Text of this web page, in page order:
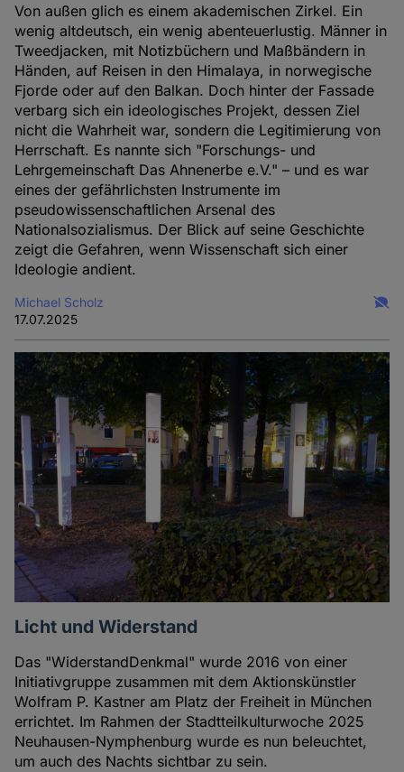
Von außen glich es einem akademischen Zirkel. Ein
wenig altdeutsch, ein wenig abenteuerlustig. Männer in
Tweedjacken, mit Notizbüchern und Maßbändern in
Händen, auf Reisen in den Himalaya, in norwegische
Fjorde oder auf den Balkan. Doch hinter der Fassade
verbarg sich ein ideologisches Projekt, dessen Ziel
nicht die Wahrheit war, sondern die Legitimierung von
Herrschaft. Es nannte sich "Forschungs- und
Lehrgemeinschaft Das Ahnenerbe e.V." – und es war
eines der gefährlichsten Instrumente im
pseudowissenschaftlichen Arsenal des
Nationalsozialismus. Der Blick auf seine Geschichte
zeigt die Gefahren, wenn Wissenschaft sich einer
Ideologie andient.
Michael Scholz
17.07.2025
Licht und Widerstand
Das "WiderstandDenkmal" wurde 2016 von einer
Initiativgruppe zusammen mit dem Aktionskünstler
Wolfram P. Kastner am Platz der Freiheit in München
errichtet. Im Rahmen der Stadtteilkulturwoche 2025
Neuhausen-Nymphenburg wurde es nun beleuchtet,
um auch des Nachts sichtbar zu sein.